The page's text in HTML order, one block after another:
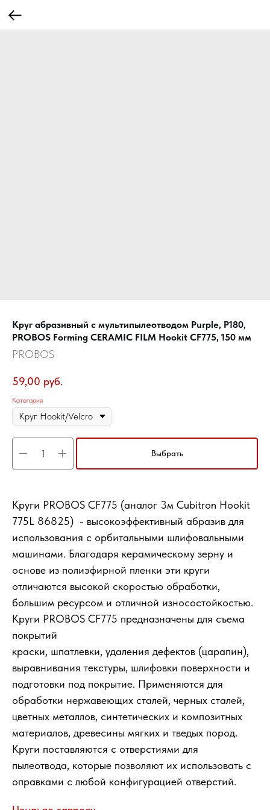
Круг абразивный c мультипылеотводом Purple, P180,
PROBOS Forming CERAMIC FILM Hookit CF775, 150 мм
PROBOS
59,00 руб.
Категория
Выбрать
Круги PROBOS CF775 (аналог 3м Cubitron Hookit
775L 86825) - высокоэффективный абразив для
использования с орбитальными шлифовальными
машинами. Благодаря керамическому зерну и
основе из полиэфирной пленки эти круги
отличаются высокой скоростью обработки,
большим ресурсом и отличной износостойкостью.
Круги PROBOS CF775 предназначены для съема
покрытий
краски, шпатлевки, удаления дефектов (царапин),
выравнивания текстуры, шлифовки поверхности и
подготовки под покрытие. Применяются для
обработки нержавеющих сталей, черных сталей,
цветных металлов, синтетических и композитных
материалов, древесины мягких и тведых пород.
Круги поставляются с отверстиями для
пылеотвода, которые позволяют их использовать с
оправками с любой конфигурацией отверстий.